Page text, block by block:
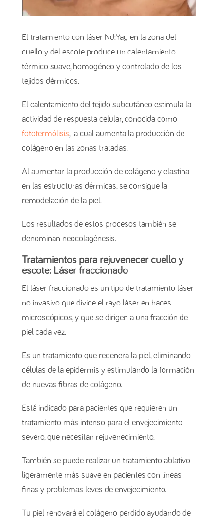
El tratamiento con láser Nd:Yag en la zona del
cuello y del escote produce un calentamiento
térmico suave, homogéneo y controlado de los
tejidos dérmicos.
El calentamiento del tejido subcutáneo estimula la
actividad de respuesta celular, conocida como
fototermólisis, la cual aumenta la producción de
colágeno en las zonas tratadas.
Al aumentar la producción de colágeno y elastina
en las estructuras dérmicas, se consigue la
remodelación de la piel.
Los resultados de estos procesos también se
denominan neocolagénesis.
Tratamientos para rejuvenecer cuello y
escote: Láser fraccionado
El láser fraccionado es un tipo de tratamiento láser
no invasivo que divide el rayo láser en haces
microscópicos, y que se dirigen a una fracción de
piel cada vez.
Es un tratamiento que regenera la piel, eliminando
células de la epidermis y estimulando la formación
de nuevas fibras de colágeno.
Está indicado para pacientes que requieren un
tratamiento más intenso para el envejecimiento
severo, que necesitan rejuvenecimiento.
También se puede realizar un tratamiento ablativo
ligeramente más suave en pacientes con líneas
finas y problemas leves de envejecimiento.
Tu piel renovará el colágeno perdido ayudando de